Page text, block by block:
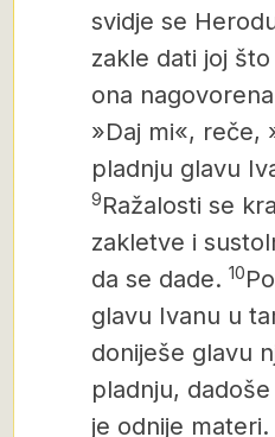
svidje se
zakle dati joj
ona
»Daj mi«, reče,
pladnju glavu
9Ražalosti se
zakletve i
da se dade. 10
glavu Ivanu u
doniješe glavu
pladnju,
je odnije materi.